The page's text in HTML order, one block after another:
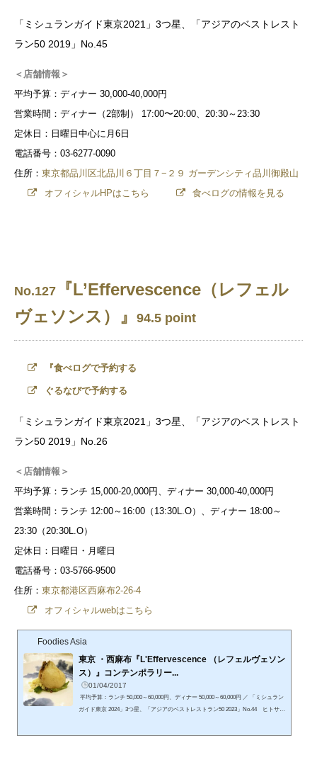
「ミシュランガイド東京2021」3つ星、「アジアのベストレスト
ラン50 2019」No.45
＜店舗情報＞
平均予算：ディナー 30,000-40,000円
営業時間：ディナー（2部制） 17:00〜20:00、20:30～23:30
定休日：日曜日中心に月6日
電話番号：03-6277-0090
住所： 東京都品川区北品川６丁目７−２９ ガーデンシティ品川御殿山
オフィシャルHPはこちら
食べログの情報を見る
No.127
『L’Effervescence（レフェル
ヴェソンス）』
94.5 point
『食べログで予約する
ぐるなびで予約する
「ミシュランガイド東京2021」3つ星、「アジアのベストレスト
ラン50 2019」No.26
＜店舗情報＞
平均予算：ランチ 15,000-20,000円、ディナー 30,000-40,000円
営業時間：ランチ 12:00～16:00（13:30L.O）、ディナー 18:00～
23:30（20:30L.O）
定休日：日曜日・月曜日
電話番号：03-5766-9500
住所： 東京都港区西麻布2-26-4
オフィシャルwebはこちら
Foodies Asia
東京 ・西麻布『L'Effervescence （レフェルヴェソン
ス）』コンテンポラリー...
01/04/2017
平均予算：ランチ 50,000～60,000円、ディナー 50,000～60,000円 ／ 「ミシュラン
ガイド東京 2024」3つ星、「アジアのベストレストラン50 2023」No.44 ヒトサラ